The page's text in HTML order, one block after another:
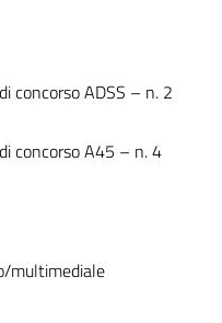
concorso ADSS – n. 2
concorso A45 – n. 4
multimediale